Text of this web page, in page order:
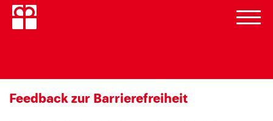
Feedback zur Barrierefreiheit